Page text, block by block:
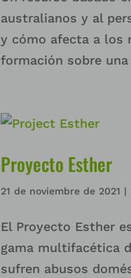
australianos y al
y cómo afecta a los
formación sobre
Proyecto Esther
21 de noviembre de 2021 |
El Proyecto Esther
gama multifacética
sufren abusos